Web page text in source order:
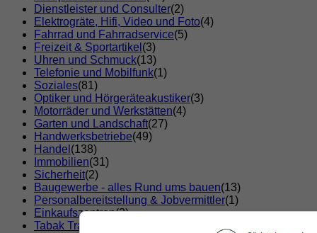
Dienstleister und Consulter(2)
Elektrogräte, Hifi, Video und Foto(4)
Fahrrad und Fahrradservice(5)
Freizeit & Sportartikel (3)
Uhren und Schmuck(13)
Telefonie und Mobilfunk(1)
Soziales(81)
Optiker und Hörgeräteakustiker(3)
Motorräder und Werkstätten(4)
Garten und Landschaft(27)
Handwerksbetriebe(49)
Handel (138)
Immobilien(31)
Sicherheit(2)
Baugewerbe - alles Rund ums bauen(13)
Personalbereitstellung & Jobvermittler(1)
Einkaufszentren(2)
Tabak Trafik